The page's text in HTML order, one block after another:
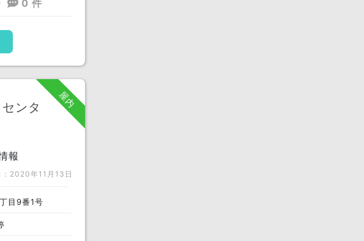
0 件
屋内
ンタ
報
：2020年11月13日
目9番1号